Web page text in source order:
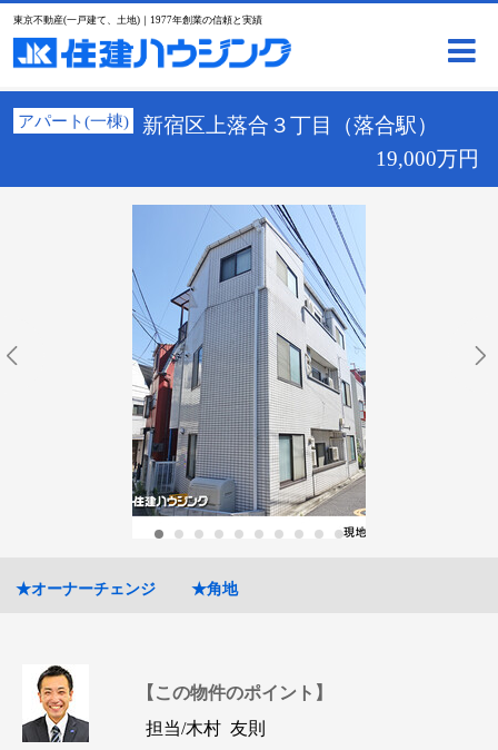
東京不動産(一戸建て、土地)｜1977年創業の信頼と実績
アパート(一棟)
新宿区上落合３丁目（落合駅）
19,000万円
★オーナーチェンジ ★角地
【この物件のポイント】
担当/木村 友則